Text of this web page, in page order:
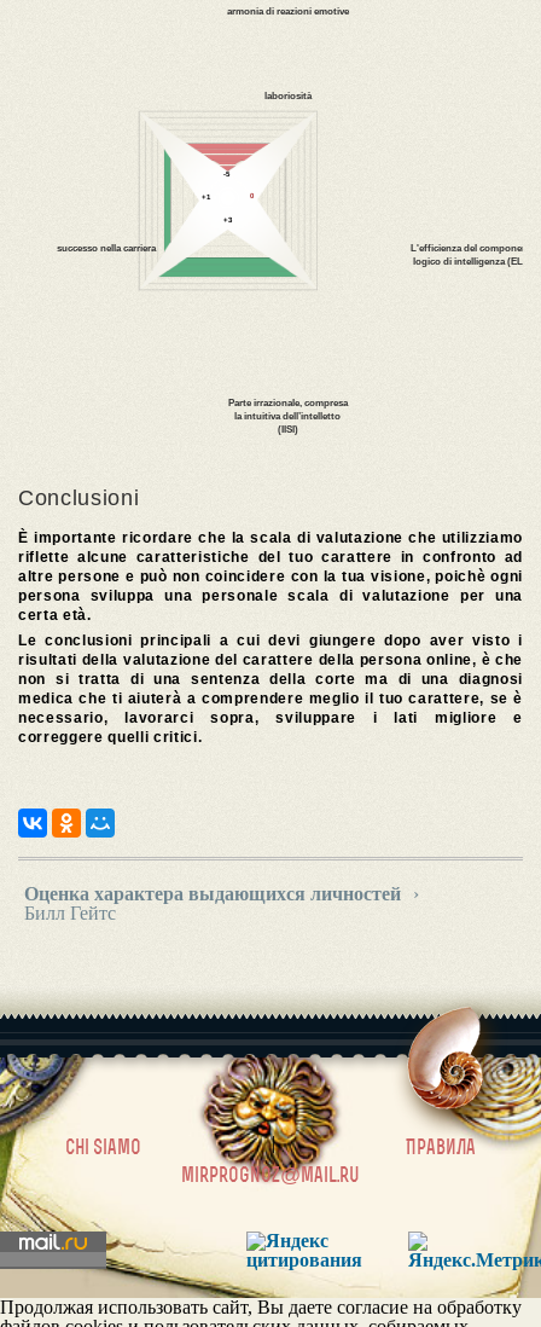
Conclusioni
È importante ricordare che la scala di valutazione che utilizziamo
riflette alcune caratteristiche del tuo carattere in confronto ad
altre persone e può non coincidere con la tua visione, poichè ogni
persona sviluppa una personale scala di valutazione per una
certa età.
Le conclusioni principali a cui devi giungere dopo aver visto i
risultati della valutazione del carattere della persona online, è che
non si tratta di una sentenza della corte ma di una diagnosi
medica che ti aiuterà a comprendere meglio il tuo carattere, se è
necessario, lavorarci sopra, sviluppare i lati migliore e
correggere quelli critici.
Оценка характера выдающихся личностей
›
Билл Гейтс
chi siamo |
Правила
mirprognoz@mail.ru
Продолжая использовать сайт, Вы даете согласие на обработку